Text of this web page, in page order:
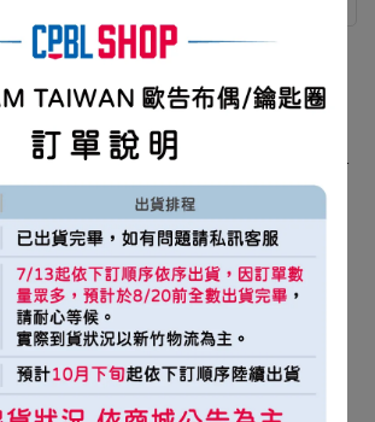
簷搭配台日交流賽對戰的軟銀鷹隊配色，後方